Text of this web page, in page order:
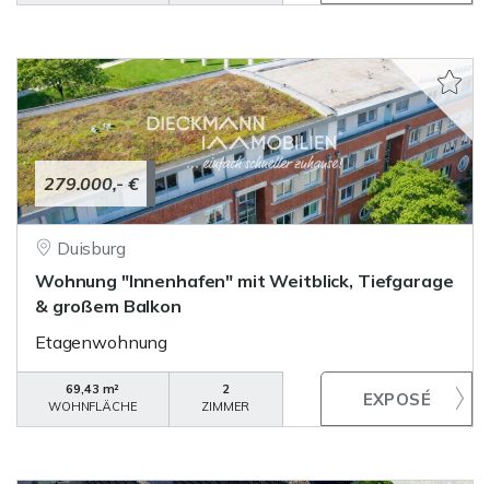
279.000,- €
Duisburg
Wohnung "Innenhafen" mit Weitblick, Tiefgarage
& großem Balkon
Etagenwohnung
69,43 m²
WOHNFLÄCHE
2
ZIMMER